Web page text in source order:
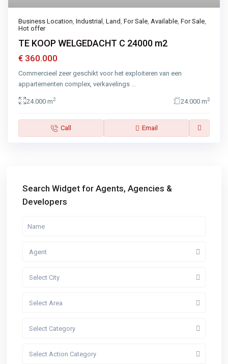
Business Location,Industrial,Land,For Sale,Available,For Sale,
Hot offer
TE KOOP WELGEDACHT C 24000 m2
€ 360.000
Commercieel zeer geschikt voor het exploiteren van een
appartementen complex, verkavelings ...
24.000 m2 24.000 m2
Call Email
Search Widget for Agents, Agencies &
Developers
Agent
Select City
Select Area
Select Category
Select Action Category